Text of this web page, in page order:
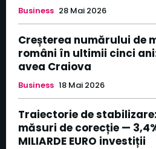
Business 28 Mai 2026
Creșterea numărului de
români în ultimii cinci
avea Craiova
Business 18 Mai 2026
Traiectorie de
măsuri de corecție —
MILIARDE EURO investiții